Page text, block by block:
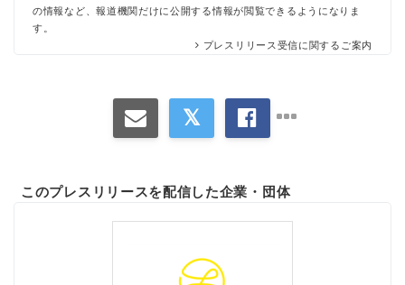
の情報など、報道機関だけに公開する情報が閲覧できるようになりま
す。
プレスリリース受信に関するご案内
このプレスリリースを配信した企業・団体